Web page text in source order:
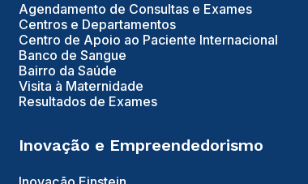
Agendamento de Consultas e Exames
Centros e Departamentos
Centro de Apoio ao Paciente Internacional
Banco de Sangue
Bairro da Saúde
Visita à Maternidade
Resultados de Exames
Inovação e Empreendedorismo